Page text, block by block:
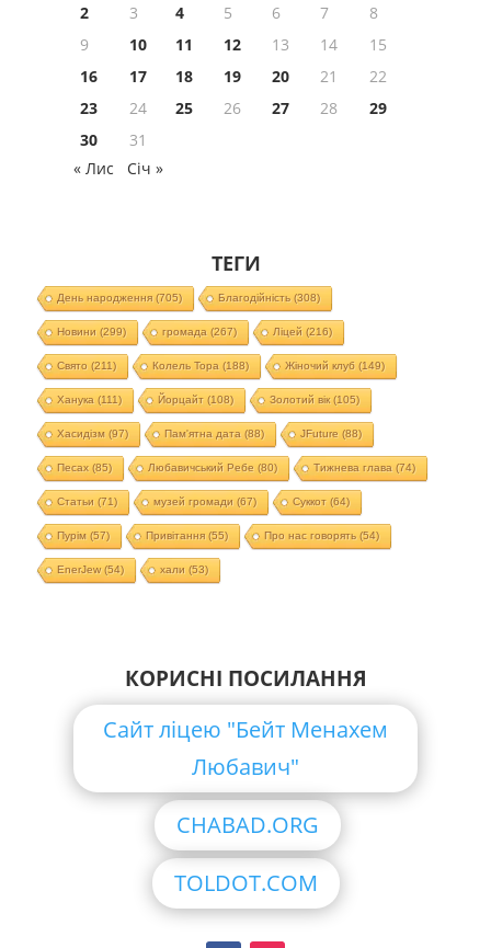
2
3 4 5 6 7
8
9
10 11 12 13 14
15
16
17 18 19 20 21
22
23
24 25 26 27 28
29
30
31
« Лис
Січ »
ТЕГИ
День народження(705) Благодійність (308)
Новини (299) громада (267) Ліцей (216)
Свято (211) Колель Тора (188) Жіночий клуб (149)
Ханука (111) Йорцайт (108) Золотий вік(105)
Хасидізм (97) Пам'ятна дата (88) JFuture (88)
Песах(85) Любавичський Ребе (80) Тижнева глава (74)
Статьи (71) музей громади (67) Суккот (64)
Пурім (57) Привітання(55) Про нас говорять (54)
EnerJew(54) хали (53)
КОРИСНІ ПОСИЛАННЯ
Сайт ліцею "Бейт Менахем
Любавич"
CHABAD.ORG
TOLDOT.COM